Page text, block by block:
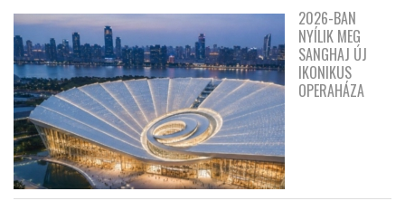
2026-BAN
NYÍLIK MEG
SANGHAJ ÚJ
IKONIKUS
OPERAHÁZA